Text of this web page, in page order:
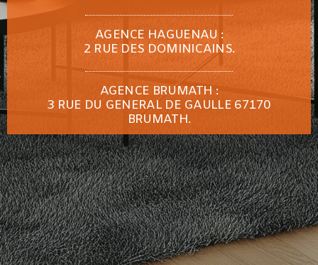
AGENCE HAGUENAU :
2 RUE DES DOMINICAINS.
AGENCE BRUMATH :
3 RUE DU GENERAL DE GAULLE 67170
BRUMATH.